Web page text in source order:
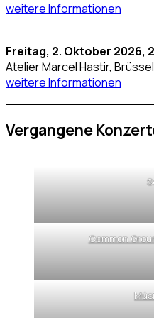
weitere Informationen
Freitag, 2. Oktober 2026,
Atelier Marcel Hastir, Brüssel
weitere Informationen
Vergangene
Common